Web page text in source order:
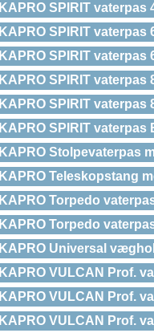
KAPRO SPIRIT
KAPRO SPIRIT vaterpas
KAPRO SPIRIT
KAPRO SPIRIT vaterpas
KAPRO SPIRIT
KAPRO SPIRIT
KAPRO Stolpevaterpas
KAPRO Teleskopstang
KAPRO Torpedo
KAPRO Torpedo
KAPRO Universal
KAPRO VULCAN Prof.
KAPRO VULCAN Prof.
KAPRO VULCAN Prof.